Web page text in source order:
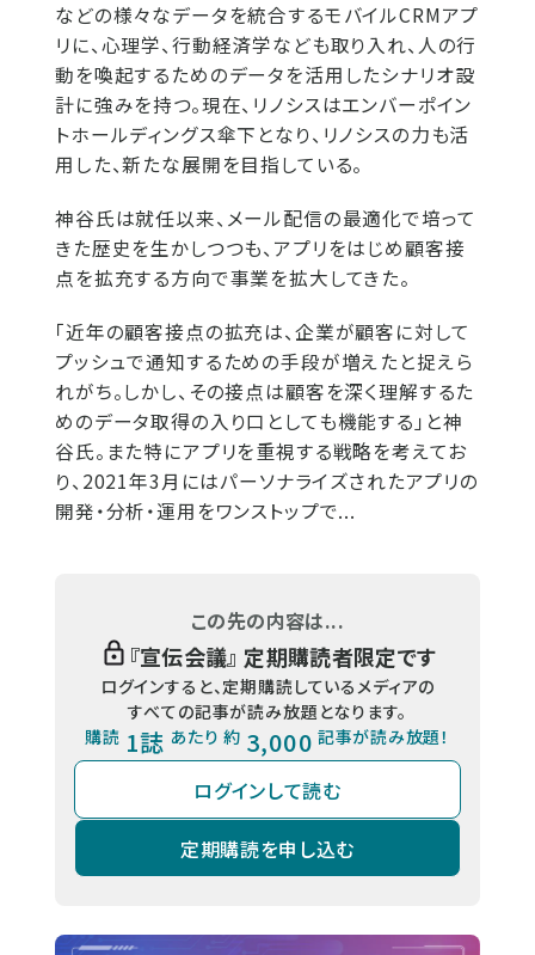
などの様々なデータを統合するモバイルCRMアプ
リに、心理学、行動経済学なども取り入れ、人の行
動を喚起するためのデータを活用したシナリオ設
計に強みを持つ。現在、リノシスはエンバーポイン
トホールディングス傘下となり、リノシスの力も活
用した、新たな展開を目指している。
神谷氏は就任以来、メール配信の最適化で培って
きた歴史を生かしつつも、アプリをはじめ顧客接
点を拡充する方向で事業を拡大してきた。
「近年の顧客接点の拡充は、企業が顧客に対して
プッシュで通知するための手段が増えたと捉えら
れがち。しかし、その接点は顧客を深く理解するた
めのデータ取得の入り口としても機能する」と神
谷氏。また特にアプリを重視する戦略を考えてお
り、2021年3月にはパーソナライズされたアプリの
開発・分析・運用をワンストップで...
この先の内容は...
『宣伝会議』 定期購読者限定です
ログインすると、定期購読しているメディアの
すべての記事が読み放題となります。
購読 1誌 あたり 約 3,000 記事が読み放題！
ログインして読む
定期購読を申し込む